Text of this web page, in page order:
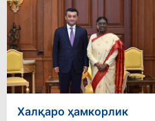
Халқаро ҳамкорлик